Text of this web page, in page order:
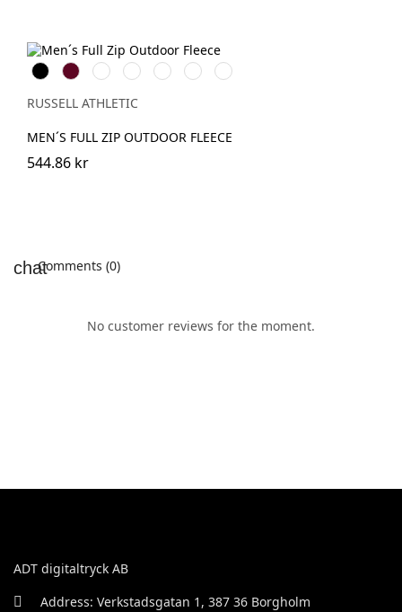
BlackBurgundy
French
Navy
Bright
Royal
Bottle
Green
Classic
Red
Convoy
Grey
RUSSELL ATHLETIC
MEN´S FULL ZIP OUTDOOR FLEECE
544.86 kr
Comments (0)
No customer reviews for the moment.
ADT digitaltryck AB
Address: Verkstadsgatan 1, 387 36 Borgholm